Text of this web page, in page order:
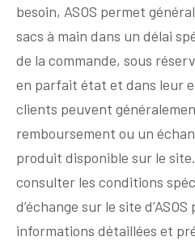
besoin, ASOS permet
sacs à main dans un délai
de la commande, sous
en parfait état et dans leur
clients peuvent
remboursement ou un
produit disponible sur le
consulter les conditions
d’échange sur le site
informations détaillées et